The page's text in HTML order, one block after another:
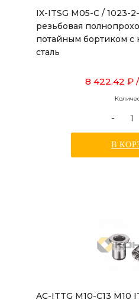
IX-ITSG M05-C / 1023-
резьбовая
потайным бортиком
сталь
8 422.42 ₽
-
В
AC-ITTG M10-C13 M10